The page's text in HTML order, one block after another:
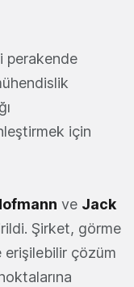
perakende
için
ve Jack
Şirket, görme
erişilebilir çözüm